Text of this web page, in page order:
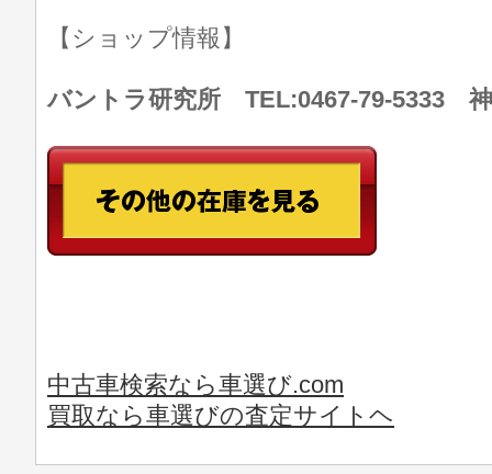
【ショップ情報】
バントラ研究所 TEL:0467-79-5333 神
中古車検索なら車選び.com
買取なら車選びの査定サイトヘ